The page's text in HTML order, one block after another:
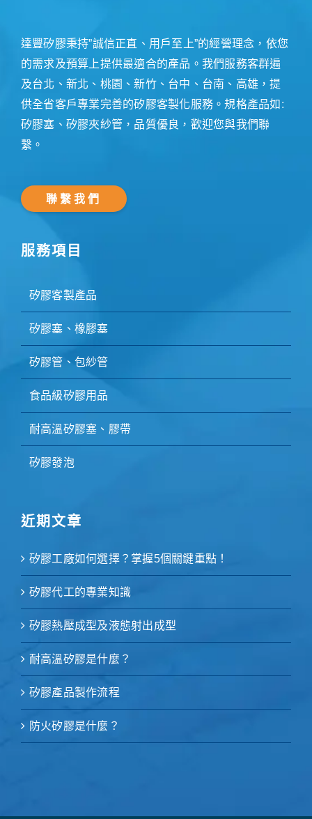
達豐矽膠秉持”誠信正直、用戶至上”的經營理念，依您
的需求及預算上提供最適合的產品。我們服務客群遍
及台北、新北、桃園、新竹、台中、台南、高雄，提
供全省客戶專業完善的矽膠客製化服務。規格產品如:
矽膠塞、矽膠夾紗管，品質優良，歡迎您與我們聯
繫。
聯繫我們
服務項目
矽膠客製產品
矽膠塞、橡膠塞
矽膠管、包紗管
食品級矽膠用品
耐高溫矽膠塞、膠帶
矽膠發泡
近期文章
矽膠工廠如何選擇？掌握5個關鍵重點！
矽膠代工的專業知識
矽膠熱壓成型及液態射出成型
耐高溫矽膠是什麼？
矽膠產品製作流程
防火矽膠是什麼？